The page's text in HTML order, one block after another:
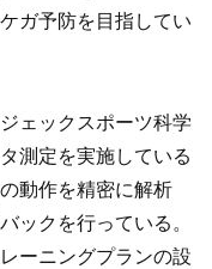
ガ予防を目指してい
ェックスポーツ科学
測定を実施している
動作を精密に解析
ックを行っている。
ーニングプランの設